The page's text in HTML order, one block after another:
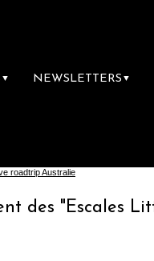
▼ NEWSLETTERS ▼